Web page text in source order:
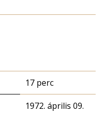
17 perc
1972. április 09.